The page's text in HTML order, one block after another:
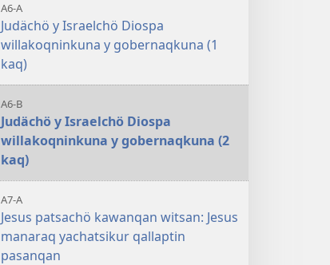
A6-A
Judächö y Israelchö Diospa
willakoqninkuna y gobernaqkuna (1
kaq)
A6-B
Judächö y Israelchö Diospa
willakoqninkuna y gobernaqkuna (2
kaq)
A7-A
Jesus patsachö kawanqan witsan: Jesus
manaraq yachatsikur qallaptin
pasanqan